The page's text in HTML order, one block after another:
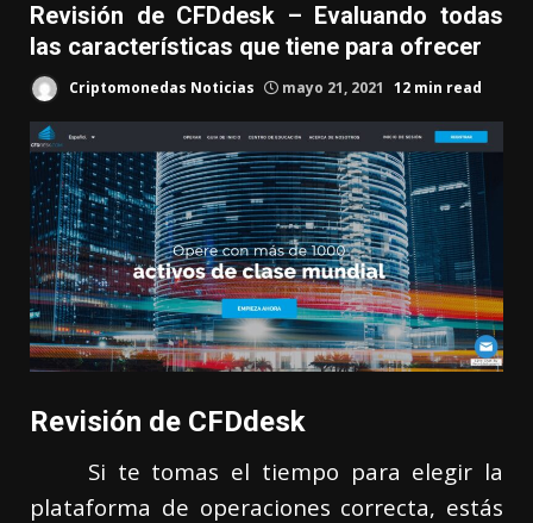
Revisión de CFDdesk – Evaluando todas
las características que tiene para ofrecer
Criptomonedas Noticias mayo 21, 2021 12 min read
Revisión de CFDdesk
Si te tomas el tiempo para elegir la
plataforma de operaciones correcta, estás